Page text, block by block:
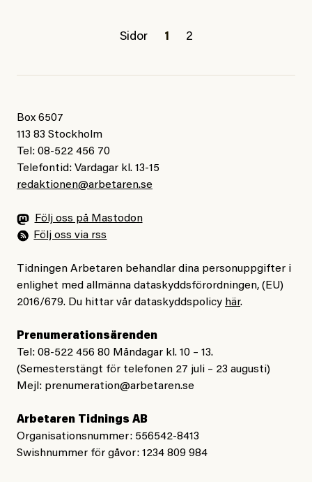
Sidor 1 2
Box 6507
113 83 Stockholm
Tel: 08-522 456 70
Telefontid: Vardagar kl. 13-15
redaktionen@arbetaren.se
Följ oss på Mastodon
Följ oss via rss
Tidningen Arbetaren behandlar dina personuppgifter i
enlighet med allmänna dataskyddsförordningen, (EU)
2016/679. Du hittar vår dataskyddspolicy här.
Prenumerationsärenden
Tel: 08-522 456 80 Måndagar kl. 10 – 13.
(Semesterstängt för telefonen 27 juli – 23 augusti)
Mejl: prenumeration@arbetaren.se
Arbetaren Tidnings AB
Organisationsnummer: 556542-8413
Swishnummer för gåvor: 1234 809 984